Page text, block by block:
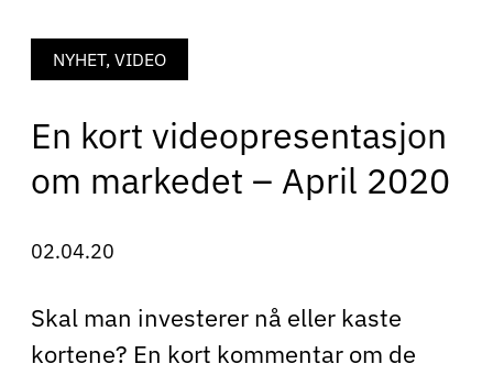
NYHET, VIDEO
En kort videopresentasjon
om markedet – April 2020
02.04.20
Skal man investerer nå eller kaste
kortene? En kort kommentar om de